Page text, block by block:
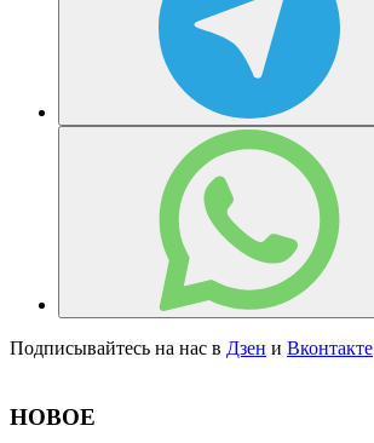
Подписывайтесь на нас в Дзен и Вконтакте
НОВОЕ